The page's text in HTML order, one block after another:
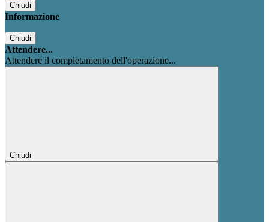
Chiudi
Informazione
Chiudi
Attendere...
Attendere il completamento dell'operazione...
Chiudi